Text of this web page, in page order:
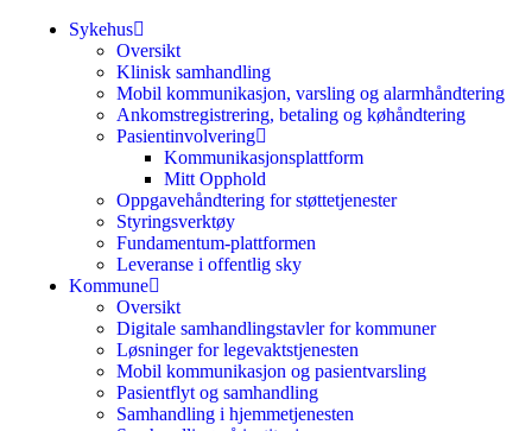
Sykehus
Oversikt
Klinisk samhandling
Mobil kommunikasjon, varsling og alarmhåndtering
Ankomstregistrering, betaling og køhåndtering
Pasientinvolvering
Kommunikasjonsplattform
Mitt Opphold
Oppgavehåndtering for støttetjenester
Styringsverktøy
Fundamentum-plattformen
Leveranse i offentlig sky
Kommune
Oversikt
Digitale samhandlingstavler for kommuner
Løsninger for legevaktstjenesten
Mobil kommunikasjon og pasientvarsling
Pasientflyt og samhandling
Samhandling i hjemmetjenesten